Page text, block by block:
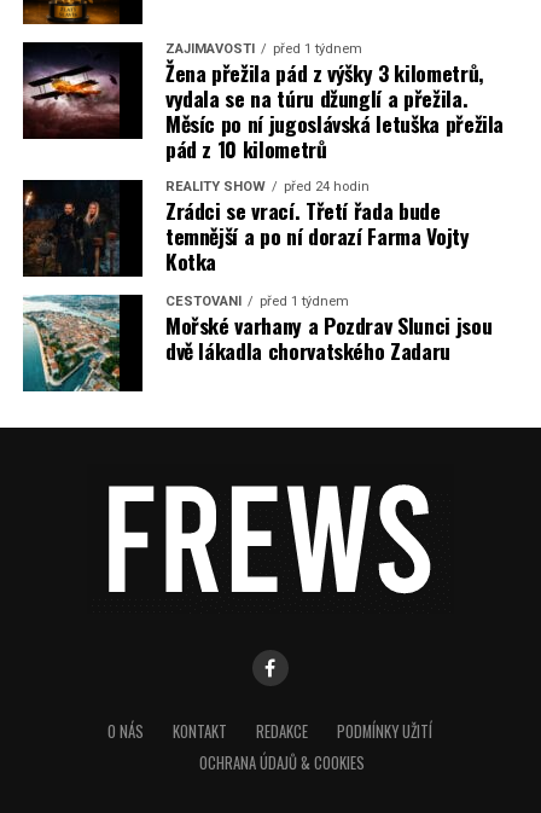
ZAJÍMAVOSTI před 1 týdnem
Žena přežila pád z výšky 3 kilometrů,
vydala se na túru džunglí a přežila.
Měsíc po ní jugoslávská letuška přežila
pád z 10 kilometrů
REALITY SHOW před 24 hodin
Zrádci se vrací. Třetí řada bude
temnější a po ní dorazí Farma Vojty
Kotka
CESTOVÁNÍ před 1 týdnem
Mořské varhany a Pozdrav Slunci jsou
dvě lákadla chorvatského Zadaru
O NÁS KONTAKT REDAKCE
PODMÍNKY UŽITÍ
OCHRANA ÚDAJŮ & COOKIES